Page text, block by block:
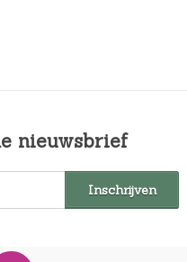
nieuwsbrief